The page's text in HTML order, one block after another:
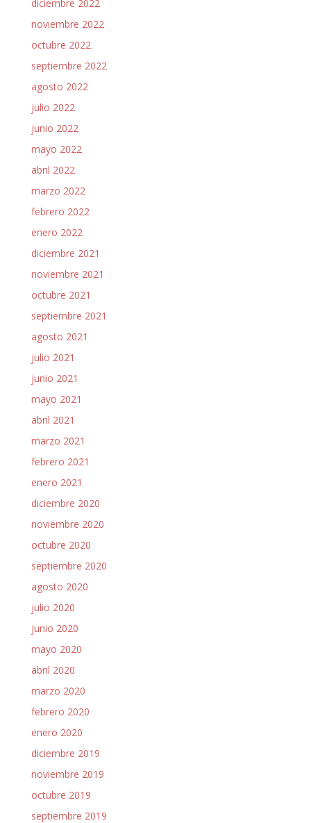
diciembre 2022
noviembre 2022
octubre 2022
septiembre 2022
agosto 2022
julio 2022
junio 2022
mayo 2022
abril 2022
marzo 2022
febrero 2022
enero 2022
diciembre 2021
noviembre 2021
octubre 2021
septiembre 2021
agosto 2021
julio 2021
junio 2021
mayo 2021
abril 2021
marzo 2021
febrero 2021
enero 2021
diciembre 2020
noviembre 2020
octubre 2020
septiembre 2020
agosto 2020
julio 2020
junio 2020
mayo 2020
abril 2020
marzo 2020
febrero 2020
enero 2020
diciembre 2019
noviembre 2019
octubre 2019
septiembre 2019